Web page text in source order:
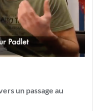
un passage au